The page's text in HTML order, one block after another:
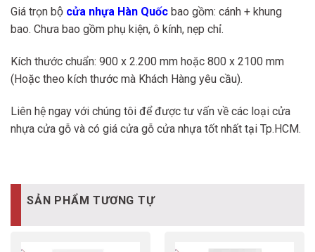
Giá trọn bộ cửa nhựa Hàn Quốc bao gồm: cánh + khung
bao. Chưa bao gồm phụ kiện, ô kính, nẹp chỉ.
Kích thước chuẩn: 900 x 2.200 mm hoặc 800 x 2100 mm
(Hoặc theo kích thước mà Khách Hàng yêu cầu).
Liên hệ ngay với chúng tôi để được tư vấn về các loại cửa
nhựa cửa gỗ và có giá cửa gỗ cửa nhựa tốt nhất tại Tp.HCM.
SẢN PHẨM TƯƠNG TỰ